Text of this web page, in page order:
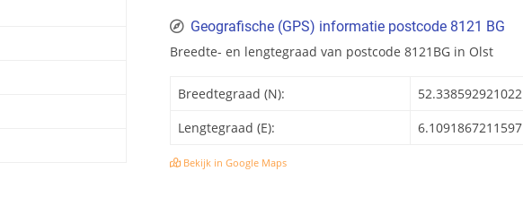
Geografische (GPS) informatie postcode 8121 BG
Breedte- en lengtegraad van postcode 8121BG in Olst
Breedtegraad (N):
52.338592921022
Lengtegraad (E):
6.1091867211597
Bekijk in Google Maps